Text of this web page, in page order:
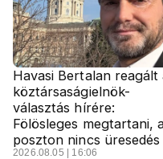
Havasi Bertalan reagált
köztársaságielnök-
választás hírére:
Fölösleges megtartani,
poszton nincs üresedés
2026.08.05 | 16:06